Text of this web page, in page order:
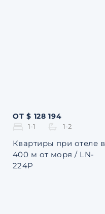
ОТ $ 128 194
1-1 1-2
Квартиры при отеле в
400 м от моря / LN-
224P